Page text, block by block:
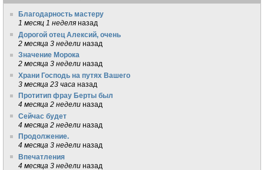
Благодарность мастеру
1 месяц 1 неделя назад
Дорогой отец Алексий, очень
2 месяца 3 недели назад
Значение Морока
2 месяца 3 недели назад
Храни Господь на путях Вашего
3 месяца 23 часа назад
Протитип фрау Берты был
4 месяца 2 недели назад
Сейчас будет
4 месяца 2 недели назад
Продолжение.
4 месяца 3 недели назад
Впечатления
4 месяца 3 недели назад